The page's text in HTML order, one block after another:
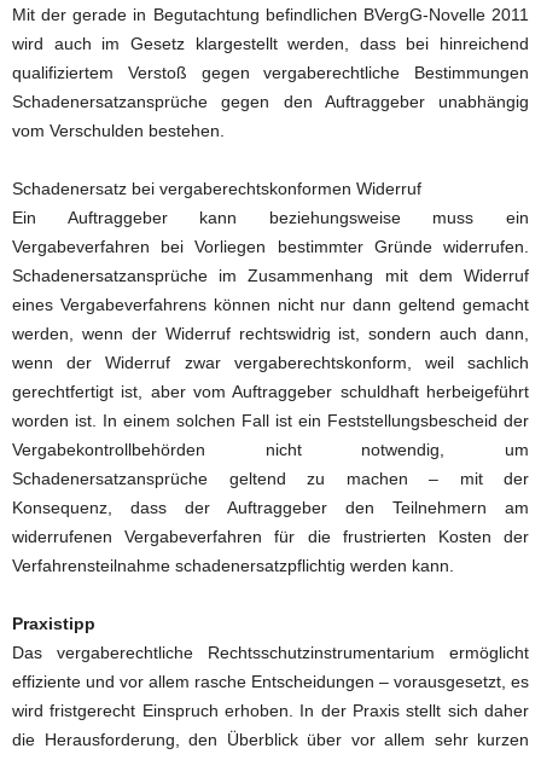
Mit der gerade in Begutachtung befindlichen BVergG-Novelle 2011
wird auch im Gesetz klargestellt werden, dass bei hinreichend
qualifiziertem Verstoß gegen vergaberechtliche Bestimmungen
Schadenersatzansprüche gegen den Auftraggeber unabhängig
vom Verschulden bestehen.
Schadenersatz bei vergaberechtskonformen Widerruf
Ein Auftraggeber kann beziehungsweise muss ein
Vergabeverfahren bei Vorliegen bestimmter Gründe widerrufen.
Schadenersatzansprüche im Zusammenhang mit dem Widerruf
eines Vergabeverfahrens können nicht nur dann geltend gemacht
werden, wenn der Widerruf rechtswidrig ist, sondern auch dann,
wenn der Widerruf zwar vergaberechtskonform, weil sachlich
gerechtfertigt ist, aber vom Auftraggeber schuldhaft herbeigeführt
worden ist. In einem solchen Fall ist ein Feststellungsbescheid der
Vergabekontrollbehörden nicht notwendig, um
Schadenersatzansprüche geltend zu machen – mit der
Konsequenz, dass der Auftraggeber den Teilnehmern am
widerrufenen Vergabeverfahren für die frustrierten Kosten der
Verfahrensteilnahme schadenersatzpflichtig werden kann.
Praxistipp
Das vergaberechtliche Rechtsschutzinstrumentarium ermöglicht
effiziente und vor allem rasche Entscheidungen – vorausgesetzt, es
wird fristgerecht Einspruch erhoben. In der Praxis stellt sich daher
die Herausforderung, den Überblick über vor allem sehr kurzen